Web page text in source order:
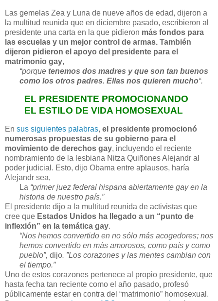
Las gemelas Zea y Luna de nueve años de edad, dijeron a
la multitud reunida que en diciembre pasado, escribieron al
presidente una carta en la que pidieron más fondos para
las escuelas y un mejor control de armas. También
dijeron pidieron el apoyo del presidente para el
matrimonio gay,
“porque tenemos dos madres y que son tan buenos
como los otros padres. Ellas nos quieren mucho“.
EL PRESIDENTE PROMOCIONANDO
EL ESTILO DE VIDA HOMOSEXUAL
En sus siguientes palabras, el presidente promocionó
numerosas propuestas de su gobierno para el
movimiento de derechos gay, incluyendo el reciente
nombramiento de la lesbiana Nitza Quiñones Alejandr al
poder judicial. Esto, dijo Obama entre aplausos, haría
Alejandr sea,
La “primer juez federal hispana abiertamente gay en la
historia de nuestro país.”
El presidente dijo a la multitud reunida de activistas que
cree que Estados Unidos ha llegado a un “punto de
inflexión” en la temática gay.
“Nos hemos convertido en no sólo más acogedores; nos
hemos convertido en más amorosos, como país y como
pueblo”, dijo. ”Los corazones y las mentes cambian con
el tiempo.”
Uno de estos corazones pertenece al propio presidente, que
hasta fecha tan reciente como el año pasado, profesó
públicamente estar en contra del “matrimonio” homosexual.